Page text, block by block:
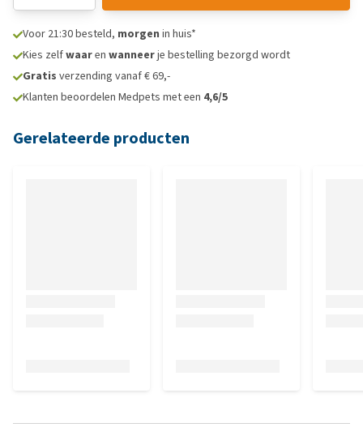
Voor 21:30 besteld, morgen in huis*
Kies zelfwaaren wanneerje bestelling bezorgd wordt
Gratis verzending vanaf € 69,-
Klanten beoordelen Medpets met een 4,6/5
Gerelateerde producten